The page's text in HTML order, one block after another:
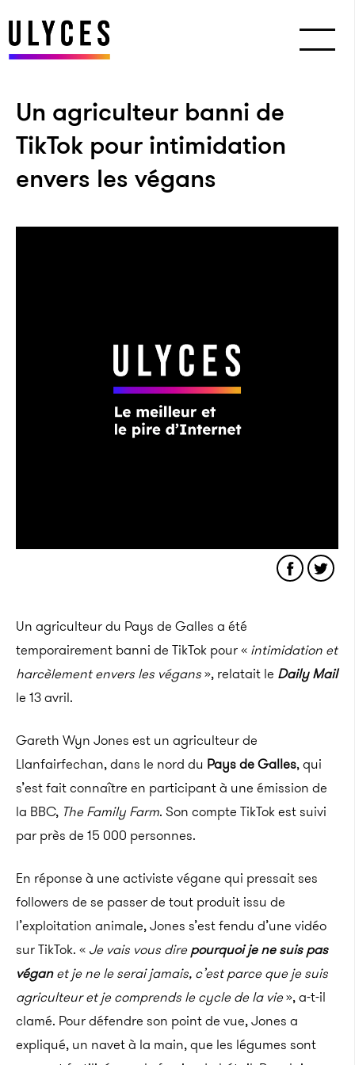
Un agriculteur banni de
TikTok pour intimidation
envers les végans
Un agriculteur du Pays de Galles a été
temporairement banni de TikTok pour « intimidation et
harcèlement envers les végans», relatait le Daily Mail
le 13 avril.
Gareth Wyn Jones est un agriculteur de
Llanfairfechan, dans le nord du Pays de Galles, qui
s’est fait connaître en participant à une émission de
la BBC, The Family Farm. Son compte TikTok est suivi
par près de 15 000 personnes.
En réponse à une activiste végane qui pressait ses
followers de se passer de tout produit issu de
l’exploitation animale, Jones s’est fendu d’une vidéo
sur TikTok. « Je vais vous direpourquoi je ne suis pas
véganet je ne le serai jamais, c’est parce que je suis
agriculteur et je comprends le cycle de la vie», a-t-il
clamé. Pour défendre son point de vue, Jones a
expliqué, un navet à la main, que les légumes sont